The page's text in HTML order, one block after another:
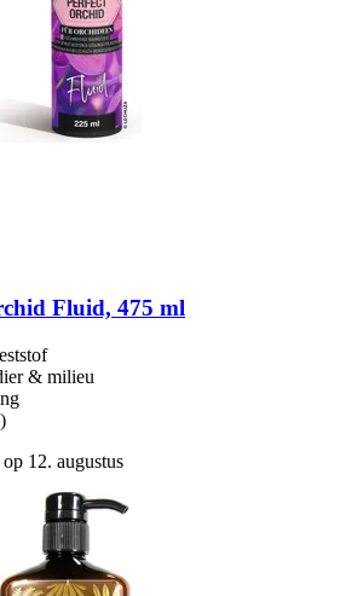
Fluid, 475 ml
& milieu
12. augustus